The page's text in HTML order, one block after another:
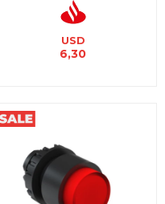
USD
6,30